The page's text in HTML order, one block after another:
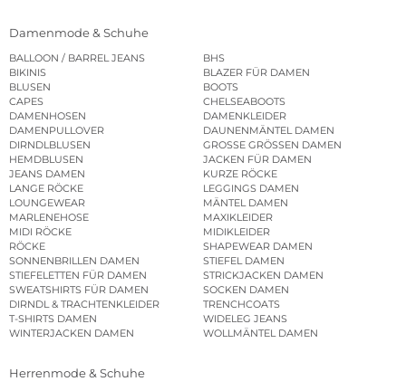
Damenmode & Schuhe
BALLOON / BARREL JEANS
BHS
BIKINIS
BLAZER FÜR DAMEN
BLUSEN
BOOTS
CAPES
CHELSEABOOTS
DAMENHOSEN
DAMENKLEIDER
DAMENPULLOVER
DAUNENMÄNTEL DAMEN
DIRNDLBLUSEN
GROSSE GRÖSSEN DAMEN
HEMDBLUSEN
JACKEN FÜR DAMEN
JEANS DAMEN
KURZE RÖCKE
LANGE RÖCKE
LEGGINGS DAMEN
LOUNGEWEAR
MÄNTEL DAMEN
MARLENEHOSE
MAXIKLEIDER
MIDI RÖCKE
MIDIKLEIDER
RÖCKE
SHAPEWEAR DAMEN
SONNENBRILLEN DAMEN
STIEFEL DAMEN
STIEFELETTEN FÜR DAMEN
STRICKJACKEN DAMEN
SWEATSHIRTS FÜR DAMEN
SOCKEN DAMEN
DIRNDL & TRACHTENKLEIDER
TRENCHCOATS
T-SHIRTS DAMEN
WIDELEG JEANS
WINTERJACKEN DAMEN
WOLLMÄNTEL DAMEN
Herrenmode & Schuhe